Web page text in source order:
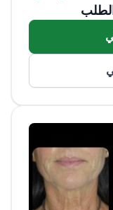
على التخلص من
واضحًا في